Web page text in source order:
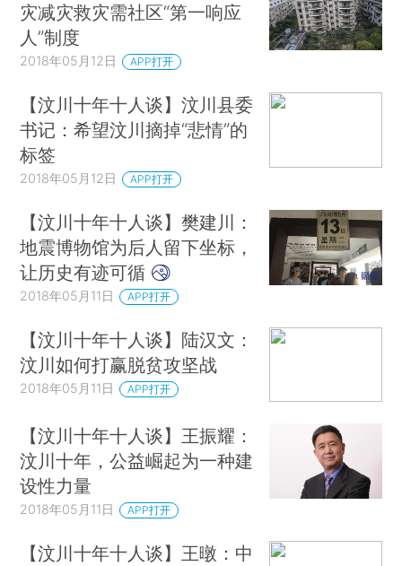
灾减灾救灾需社区“第一响应
人”制度
2018年05月12日 APP打开
【汶川十年十人谈】汶川县委
书记：希望汶川摘掉“悲情”的
标签
2018年05月12日 APP打开
【汶川十年十人谈】樊建川：
地震博物馆为后人留下坐标，
让历史有迹可循
2018年05月11日 APP打开
【汶川十年十人谈】陆汉文：
汶川如何打赢脱贫攻坚战
2018年05月11日 APP打开
【汶川十年十人谈】王振耀：
汶川十年，公益崛起为一种建
设性力量
2018年05月11日 APP打开
【汶川十年十人谈】王暾：中